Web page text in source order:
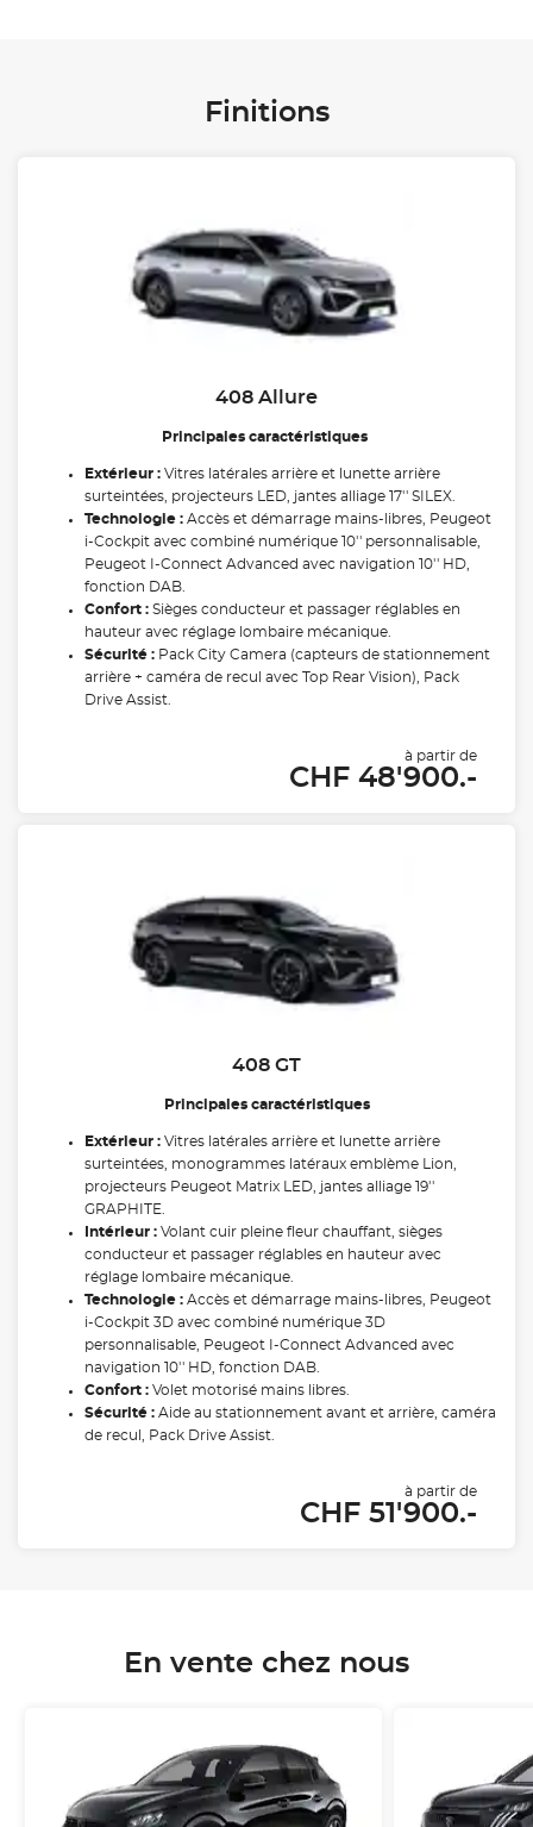
Finitions
408 Allure
Principales caractéristiques
Extérieur : Vitres latérales arrière et lunette arrière
surteintées, projecteurs LED, jantes alliage 17'' SILEX.
Technologie : Accès et démarrage mains-libres, Peugeot
i-Cockpit avec combiné numérique 10'' personnalisable,
Peugeot I-Connect Advanced avec navigation 10'' HD,
fonction DAB.
Confort : Sièges conducteur et passager réglables en
hauteur avec réglage lombaire mécanique.
Sécurité : Pack City Camera (capteurs de stationnement
arrière + caméra de recul avec Top Rear Vision), Pack
Drive Assist.
à partir de
CHF 48'900.-
408 GT
Principales caractéristiques
Extérieur : Vitres latérales arrière et lunette arrière
surteintées, monogrammes latéraux emblème Lion,
projecteurs Peugeot Matrix LED, jantes alliage 19''
GRAPHITE.
Intérieur : Volant cuir pleine fleur chauffant, sièges
conducteur et passager réglables en hauteur avec
réglage lombaire mécanique.
Technologie : Accès et démarrage mains-libres, Peugeot
i-Cockpit 3D avec combiné numérique 3D
personnalisable, Peugeot I-Connect Advanced avec
navigation 10'' HD, fonction DAB.
Confort : Volet motorisé mains libres.
Sécurité : Aide au stationnement avant et arrière, caméra
de recul, Pack Drive Assist.
à partir de
CHF 51'900.-
En vente chez nous